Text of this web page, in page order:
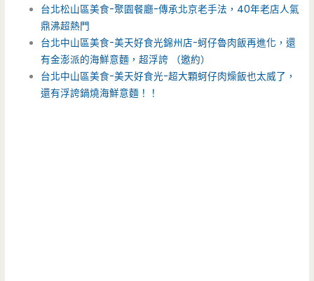
台北松山區美食-聚園餐廳-傳承北京老手法，40年老店人氣
鼎沸超熱門
台北中山區美食-美天好食光錦州店-蚵仔魯肉飯再進化，還
有金澎派的海鮮意麵，超浮誇 （邀約）
台北中山區美食-美天好食光-超大顆蚵仔肉燥飯也太威了，
還有浮誇鍋燒海鮮意麵！！